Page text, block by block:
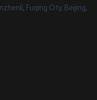
Fuqing City, Beijing,